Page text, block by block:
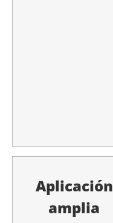
Aplicación
amplia